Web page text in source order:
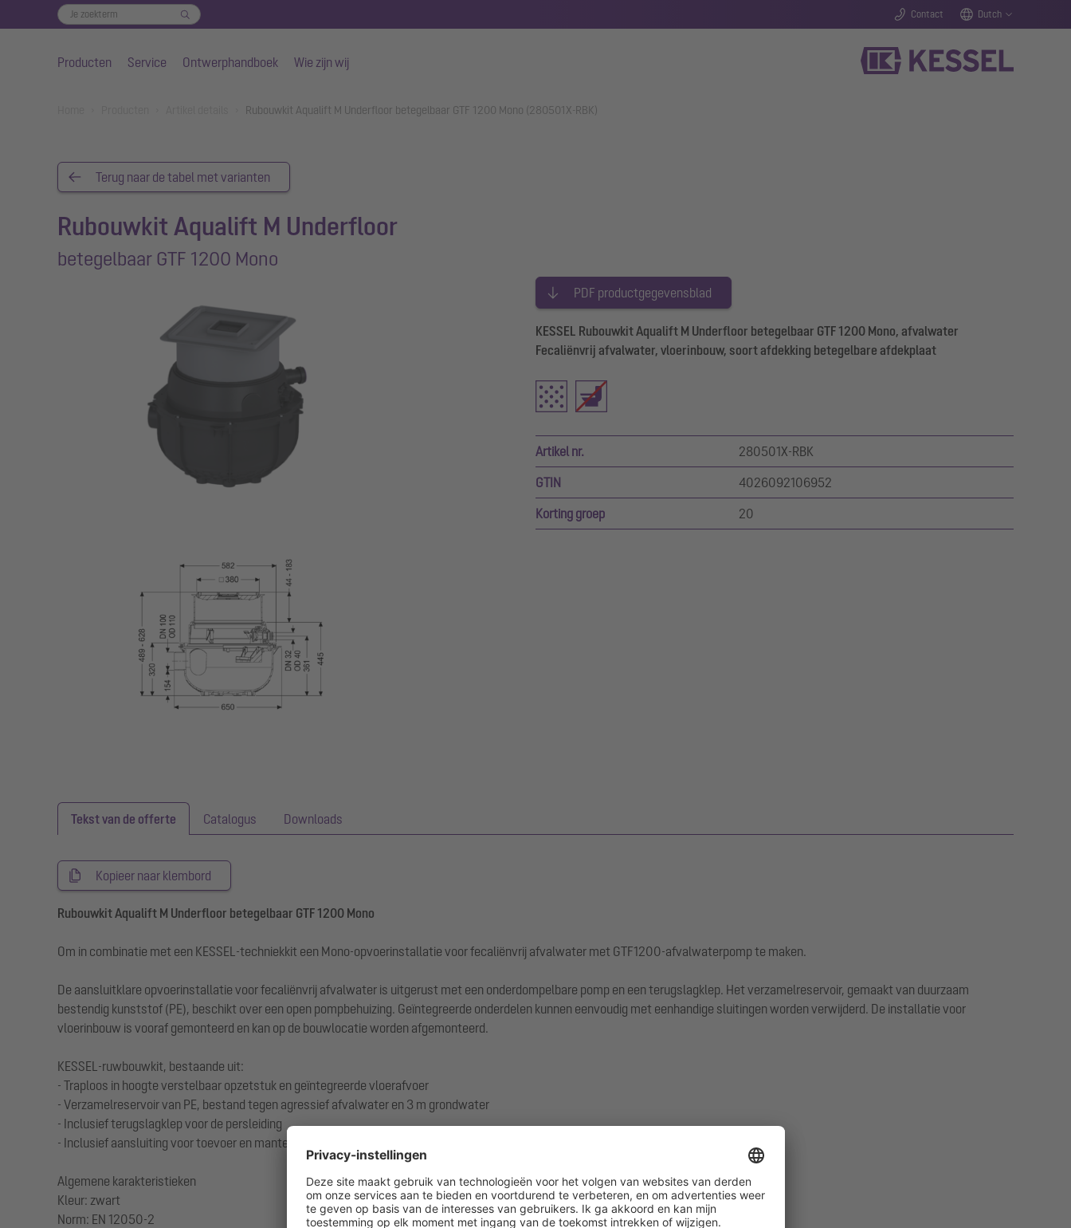
Contact Dutch
Producten Service Ontwerphandboek Wie zijn wij
Rubouwkit Aqualift M Underfloor betegelbaar GTF 1200 Mono (280501X-RBK)
Terug naar de tabel met varianten
Rubouwkit Aqualift M Underfloor
betegelbaar GTF 1200 Mono
PDF productgegevensblad
KESSEL Rubouwkit Aqualift M Underfloor betegelbaar GTF 1200 Mono, afvalwater
Fecaliënvrij afvalwater, vloerinbouw, soort afdekking betegelbare afdekplaat
Artikel nr. 280501X-RBK
GTIN 4026092106952
Korting groep 20
Tekst van de offerte Catalogus Downloads
Kopieer naar klembord
Rubouwkit Aqualift M Underfloor betegelbaar GTF 1200 Mono
Om in combinatie met een KESSEL-techniekkit een Mono-opvoerinstallatie voor fecaliënvrij afvalwater met GTF1200-afvalwaterpomp te maken.
De aansluitklare opvoerinstallatie voor fecaliënvrij afvalwater is uitgerust met een onderdompelbare pomp en een terugslagklep. Het verzamelreservoir, gemaakt van duurzaam
bestendig kunststof (PE), beschikt over een open pompbehuizing. Geïntegreerde onderdelen kunnen eenvoudig met eenhandige sluitingen worden verwijderd. De installatie voor
vloerinbouw is vooraf gemonteerd en kan op de bouwlocatie worden afgemonteerd.
KESSEL-ruwbouwkit, bestaande uit:
- Traploos in hoogte verstelbaar opzetstuk en geïntegreerde vloerafvoer
- Verzamelreservoir van PE, bestand tegen agressief afvalwater en 3 m grondwater
- Inclusief terugslagklep voor de persleiding
- Inclusief aansluiting voor toevoer en mantelbuis
Algemene karakteristieken
Kleur: zwart
Norm: EN 12050-2